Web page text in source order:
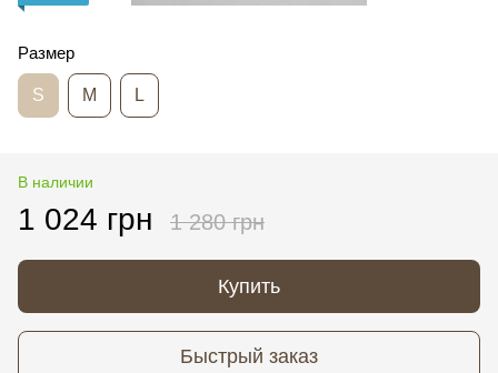
Размер
S M L
В наличии
1 024 грн 1 280 грн
Купить
Быстрый заказ